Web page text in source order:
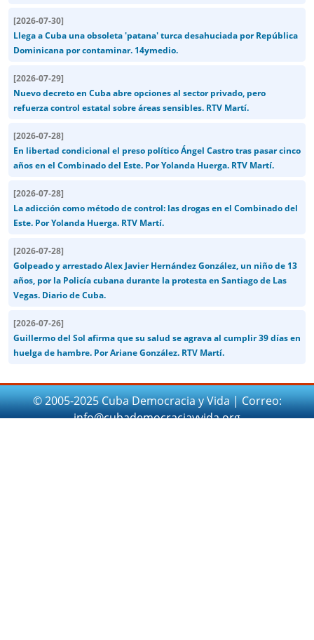
[2026-07-30]
Llega a Cuba una obsoleta 'patana' turca desahuciada por República
Dominicana por contaminar. 14ymedio.
[2026-07-29]
Nuevo decreto en Cuba abre opciones al sector privado, pero
refuerza control estatal sobre áreas sensibles. RTV Martí.
[2026-07-28]
En libertad condicional el preso político Ángel Castro tras pasar cinco
años en el Combinado del Este. Por Yolanda Huerga. RTV Martí.
[2026-07-28]
La adicción como método de control: las drogas en el Combinado del
Este. Por Yolanda Huerga. RTV Martí.
[2026-07-28]
Golpeado y arrestado Alex Javier Hernández González, un niño de 13
años, por la Policía cubana durante la protesta en Santiago de Las
Vegas. Diario de Cuba.
[2026-07-26]
Guillermo del Sol afirma que su salud se agrava al cumplir 39 días en
huelga de hambre. Por Ariane González. RTV Martí.
© 2005-2025 Cuba Democracia y Vida | Correo:
info@cubademocraciayvida.org